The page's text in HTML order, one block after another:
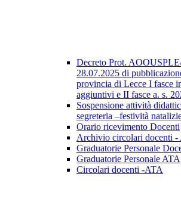
Decreto Prot.
28.07.2025 di
provincia di Lecce I fasce
aggiuntivi e II fasce a. s.
Sospensione attività
segreteria –festività
Orario ricevimento Docenti
Archivio circolari docenti -
Graduatorie Personale
Graduatorie Personale ATA
Circolari docenti -ATA